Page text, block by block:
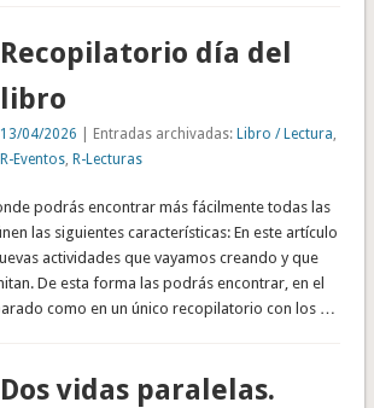
Recopilatorio día del
libro
13/04/2026 | Entradas archivadas:Libro / Lectura
R-Eventos ,R-Lecturas
podrás encontrar más fácilmente todas las
las siguientes características: En este artículo
actividades que vayamos creando y que
De esta forma las podrás encontrar, en el
como en un único recopilatorio con los …
Dos vidas paralelas.